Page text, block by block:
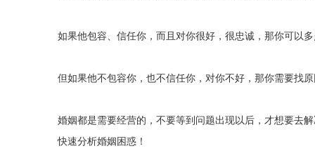
如果他包容、信任你，而且对你很好，很忠诚，那你可以
但如果他不包容你，也不信任你，对你不好，那你需要找
婚姻都是需要经营的，不要等到问题出现以后，才想要去解
快速分析婚姻困惑！